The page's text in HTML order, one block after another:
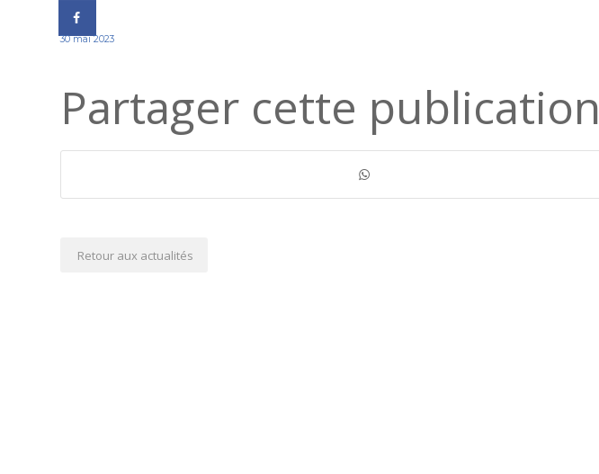
30 mai 2023
Partager cette publication
Retour aux actualités